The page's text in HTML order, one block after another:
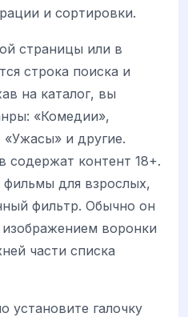
и сортировки.
страницы или в
строка поиска и
на каталог, вы
«Комедии»,
и другие.
содержат контент 18+.
для взрослых,
фильтр. Обычно он
воронки
части списка
установите галочку